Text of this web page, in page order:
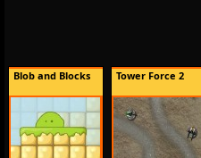
Blob and Blocks Tower Force 2